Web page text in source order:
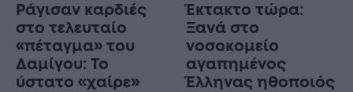
Ράγισαν καρδιές
στο τελευταίο
«πέταγμα» του
Δαμίγου: Το
ύστατο «χαίρε»
Έκτακτο τώρα:
Ξανά στο
νοσοκομείο
αγαπημένος
Έλληνας ηθοποιός